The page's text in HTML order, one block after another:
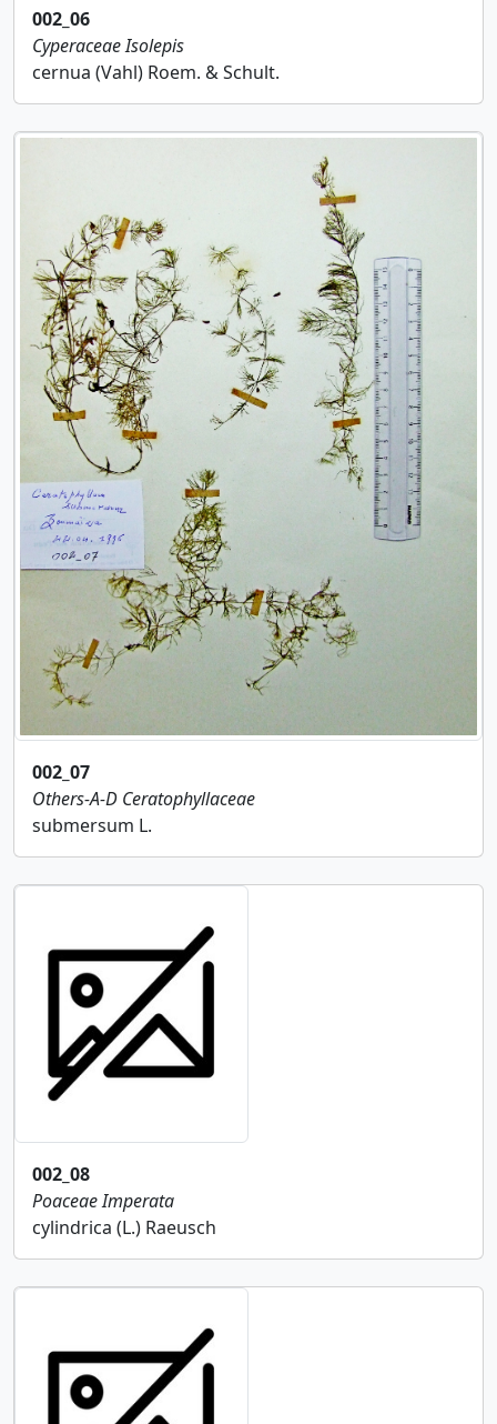
002_06
CyperaceaeIsolepis
cernua (Vahl) Roem. & Schult.
002_07
Others-A-D Ceratophyllaceae
submersum L.
002_08
PoaceaeImperata
cylindrica (L.) Raeusch